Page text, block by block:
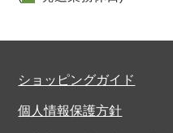
ショッピングガイド
個人情報保護方針